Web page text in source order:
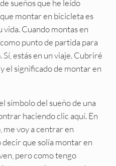
sueños que he leído
montar en bicicleta es
vida. Cuando montas en
punto de partida para
estás en un viaje. Cubriré
el significado de montar en
símbolo del sueño de una
haciendo clic aquí. En
me voy a centrar en
que solía montar en
pero como tengo